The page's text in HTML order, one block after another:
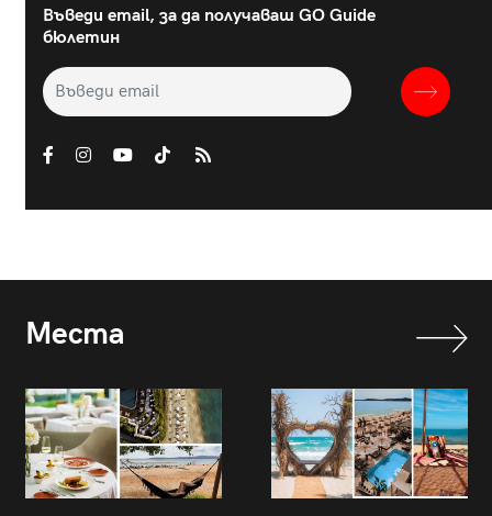
Въведи email, за да получаваш GO Guide
бюлетин
Места